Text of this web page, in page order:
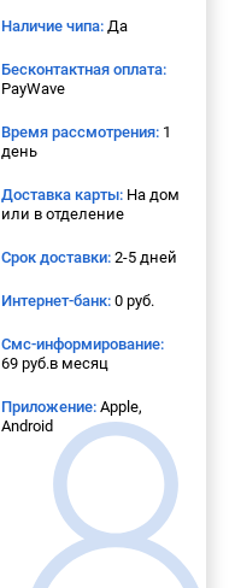
Наличие чипа: Да
Бесконтактная оплата:
PayWave
Время рассмотрения: 1
день
Доставка карты: На дом
или в отделение
Срок доставки: 2-5 дней
Интернет-банк: 0 руб.
Смс-информирование:
69 руб.в месяц
Приложение: Apple,
Android